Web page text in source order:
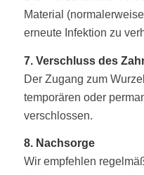
Material
erneute Infektion zu
7. Verschluss des
Der Zugang zum
temporären oder
verschlossen.
8. Nachsorge
Wir empfehlen